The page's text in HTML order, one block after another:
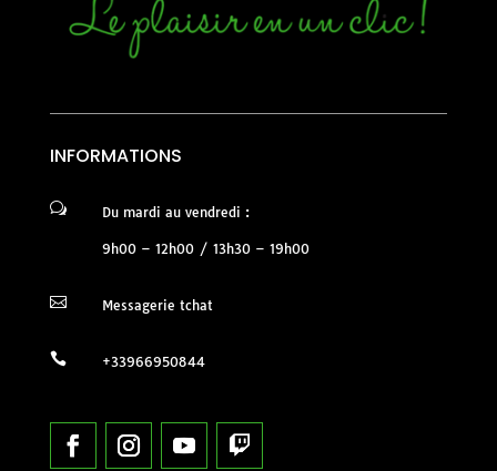
INFORMATIONS
w Du mardi au vendredi :
9h00 – 12h00 / 13h30 – 19h00
 Messagerie tchat
 +33966950844